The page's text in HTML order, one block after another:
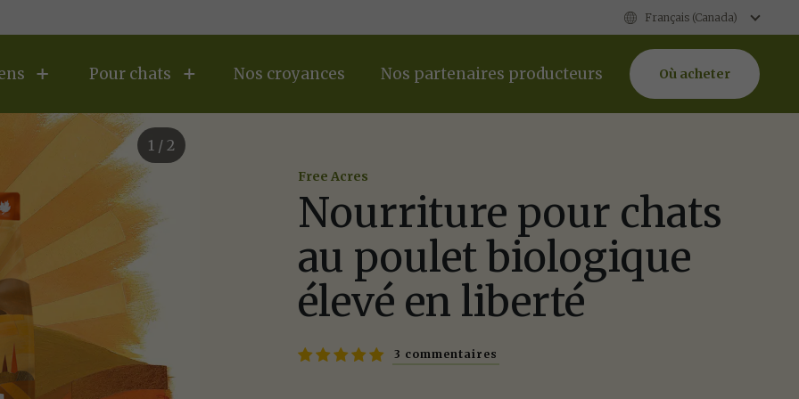
Français (Canada)
Pour chats Nos croyances Nos partenaires producteurs Où acheter
1 / 2
Free Acres
Nourriture pour chats
au poulet biologique
élevé en liberté
3 commentaires